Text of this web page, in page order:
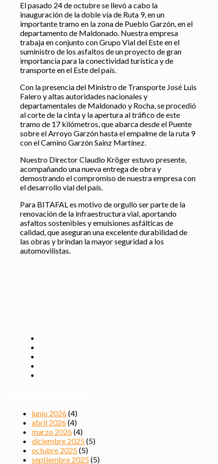
El pasado 24 de octubre se llevó a cabo la
inauguración de la doble vía de Ruta 9, en un
importante tramo en la zona de Pueblo Garzón, en el
departamento de Maldonado. Nuestra empresa
trabaja en conjunto con Grupo Vial del Este en el
suministro de los asfaltos de un proyecto de gran
importancia para la conectividad turística y de
transporte en el Este del país.
Con la presencia del Ministro de Transporte José Luis
Falero y altas autoridades nacionales y
departamentales de Maldonado y Rocha, se procedió
al corte de la cinta y la apertura al tráfico de este
tramo de 17 kilómetros, que abarca desde el Puente
sobre el Arroyo Garzón hasta el empalme de la ruta 9
con el Camino Garzón Sainz Martínez.
Nuestro Director Claudio Kröger estuvo presente,
acompañando una nueva entrega de obra y
demostrando el compromiso de nuestra empresa con
el desarrollo vial del país.
Para BITAFAL es motivo de orgullo ser parte de la
renovación de la infraestructura vial, aportando
asfaltos sostenibles y emulsiones asfálticas de
calidad, que aseguran una excelente durabilidad de
las obras y brindan la mayor seguridad a los
automovilistas.
junio 2026(4)
abril 2026(4)
marzo 2026(4)
diciembre 2025(5)
octubre 2025(5)
septiembre 2025(5)